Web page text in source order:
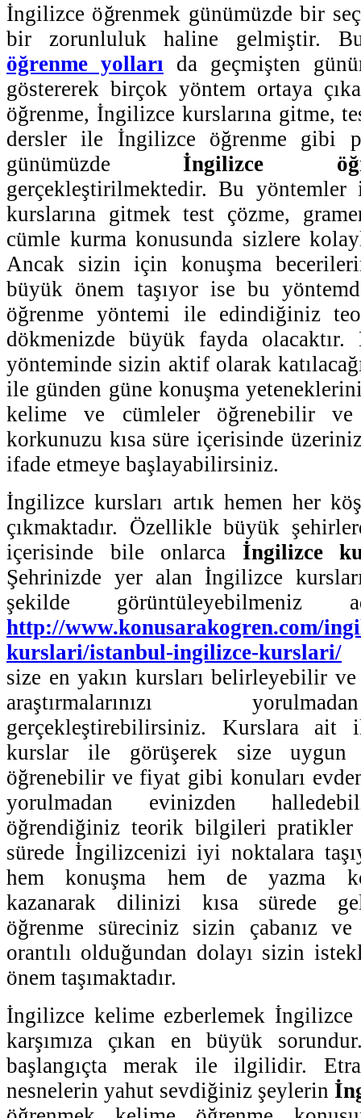
İngilizce öğrenmek günümüzde bir
bir zorunluluk haline gelmiştir.
öğrenme yolları da geçmişten
göstererek birçok yöntem ortaya
öğrenme, İngilizce kurslarına gitme,
dersler ile İngilizce öğrenme gibi
günümüzde İngilizce
gerçekleştirilmektedir. Bu yöntemler
kurslarına gitmek test çözme,
cümle kurma konusunda sizlere
Ancak sizin için konuşma
büyük önem taşıyor ise bu
öğrenme yöntemi ile edindiğiniz
dökmenizde büyük fayda olacaktır.
yönteminde sizin aktif olarak
ile günden güne konuşma
kelime ve cümleler öğrenebilir ve
korkunuzu kısa süre içerisinde
ifade etmeye başlayabilirsiniz.
İngilizce kursları artık hemen her
çıkmaktadır. Özellikle büyük
içerisinde bile onlarca İngilizce
Şehrinizde yer alan İngilizce
şekilde görüntüleyebilmeniz
http://www.konusarakogren.com/
kurslari/istanbul-ingilizce-kurslari/
size en yakın kursları belirleyebilir
araştırmalarınızı
gerçekleştirebilirsiniz. Kurslara
kurslar ile görüşerek size uygun
öğrenebilir ve fiyat gibi konuları
yorulmadan evinizden
öğrendiğiniz teorik bilgileri pratikler
sürede İngilizcenizi iyi noktalara
hem konuşma hem de yazma
kazanarak dilinizi kısa sürede
öğrenme süreciniz sizin çabanız
orantılı olduğundan dolayı sizin
önem taşımaktadır.
İngilizce kelime ezberlemek İngilizce
karşımıza çıkan en büyük
başlangıçta merak ile ilgilidir.
nesnelerin yahut sevdiğiniz şeylerin